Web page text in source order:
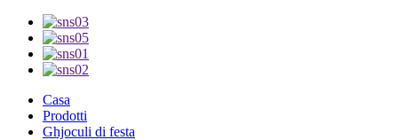
Casa
Prodotti
Ghjoculi di festa